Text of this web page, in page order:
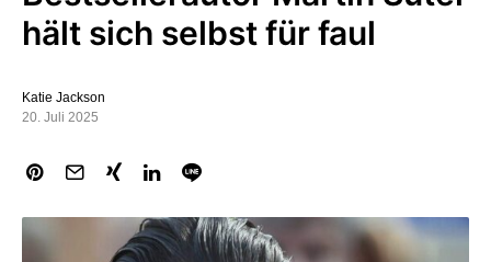
hält sich selbst für faul
Katie Jackson
20. Juli 2025